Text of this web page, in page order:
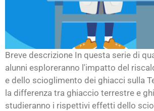
Breve descrizione In questa serie di
alunni esploreranno l'impatto del
e dello scioglimento dei ghiacci sulla
la differenza tra ghiaccio terrestre e
studieranno i rispettivi effetti dello